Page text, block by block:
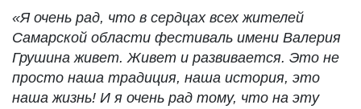
«Я очень рад, что в сердцах всех жителей
Самарской области фестиваль имени Валерия
Грушина живет. Живет и развивается. Это не
просто наша традиция, наша история, это
наша жизнь! И я очень рад тому, что на эту